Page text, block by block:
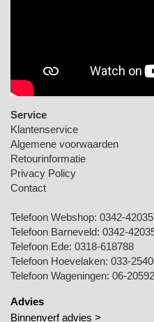
Service
Klantenservice
Algemene voorwaarden
Retourinformatie
Privacy Policy
Contact
Telefoon Webshop: 0342-
Telefoon Barneveld: 0342-
Telefoon Ede: 0318-618788
Telefoon Hoevelaken: 033-
Telefoon Wageningen: 06-
Advies
Binnenverf advies >